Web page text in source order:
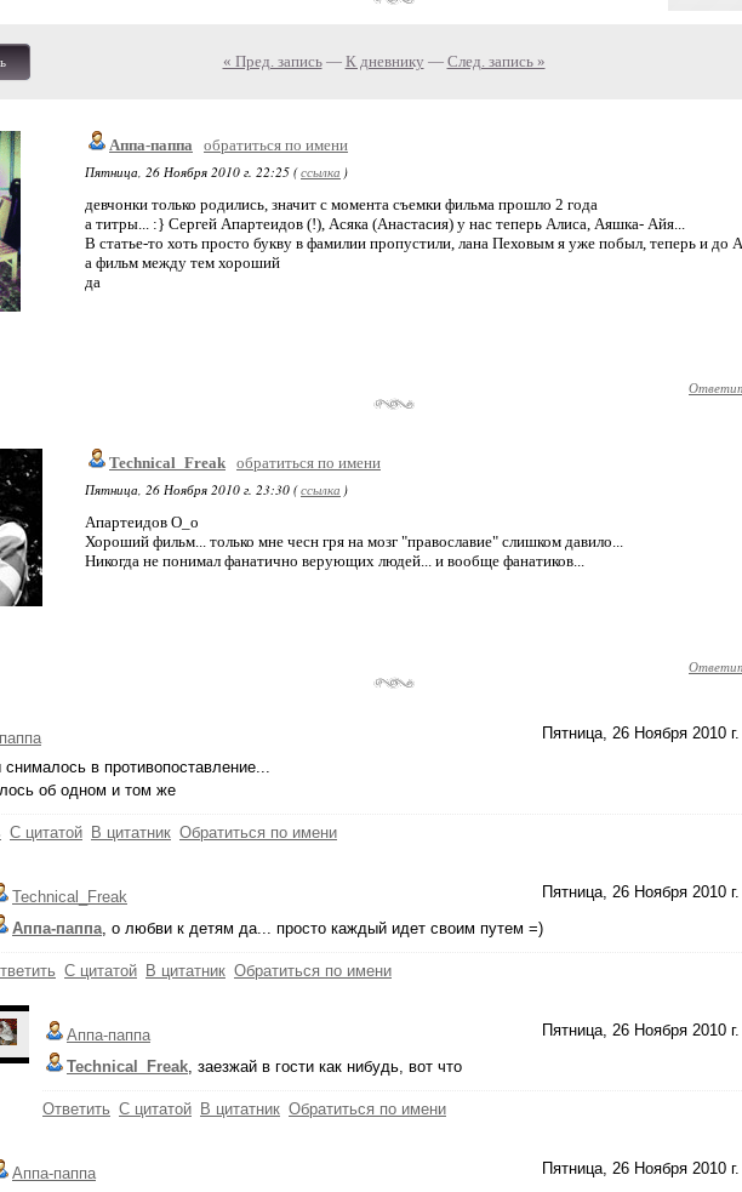
« Пред. запись— К дневнику — След. запись »
Аппа-паппа
обратиться по имени
Пятница, 26 Ноября 2010 г. 22:25 (ссылка )
девчонки только родились, значит с момента съемки фильма прошло 2 года
а титры... :} Сергей Апартеидов (!), Асяка (Анастасия) у нас теперь Алиса, Аяшка- Айя...
В статье-то хоть просто букву в фамилии пропустили, лана Пеховым я уже побыл, теперь и до
а фильм между тем хороший
да
Technical_Freak обратиться по имени
Пятница, 26 Ноября 2010 г. 23:30 (ссылка )
Апартеидов О_о
Хороший фильм... только мне чесн гря на мозг "православие" слишком давило...
Никогда не понимал фанатично верующих людей... и вообще фанатиков...
Пятница, 26 Ноября 2010
в противопоставление...
об одном и том же
С цитатой В цитатник Обратиться по имени
Пятница, 26 Ноября 2010
Technical_Freak
Аппа-паппа, о любви к детям да... просто каждый идет своим путем =)
С цитатой В цитатник Обратиться по имени
Пятница, 26 Ноября 2010
Аппа-паппа
Technical_Freak, заезжай в гости как нибудь, вот что
Ответить С цитатой В цитатник Обратиться по имени
Пятница, 26 Ноября 2010
Аппа-паппа